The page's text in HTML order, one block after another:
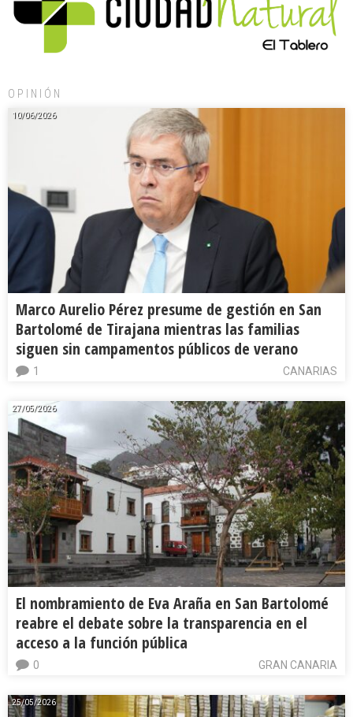
OPINIÓN
10/06/2026
Marco Aurelio Pérez presume de gestión en San
Bartolomé de Tirajana mientras las familias
siguen sin campamentos públicos de verano
CANARIAS
1
27/05/2026
El nombramiento de Eva Araña en San Bartolomé
reabre el debate sobre la transparencia en el
acceso a la función pública
GRAN CANARIA
0
25/05/2026